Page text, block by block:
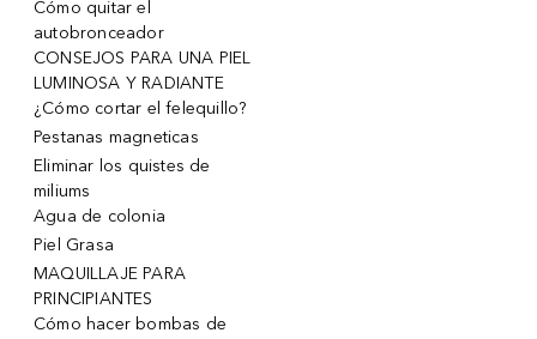
Cómo quitar el
autobronceador
CONSEJOS PARA UNA PIEL
LUMINOSA Y RADIANTE
¿Cómo cortar el felequillo?
Pestanas magneticas
Eliminar los quistes de
miliums
Agua de colonia
Piel Grasa
MAQUILLAJE PARA
PRINCIPIANTES
Cómo hacer bombas de